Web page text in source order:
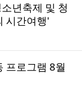
년축제 및 청
시간여행'
프로그램 8월